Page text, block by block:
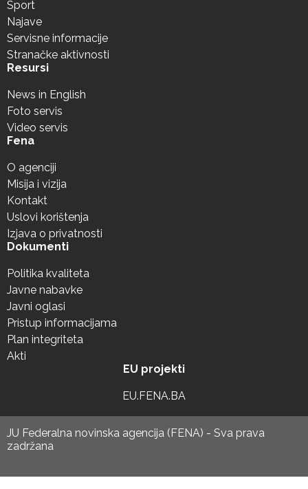
Sport
Najave
Servisne informacije
Stranačke aktivnosti
Resursi
News in English
Foto servis
Video servis
Fena
O agenciji
Misija i vizija
Kontakt
Uslovi korištenja
Izjava o privatnosti
Dokumenti
Politika kvaliteta
Javne nabavke
Javni oglasi
Pristup informacijama
Plan integriteta
Akti
EU projekti
EU.FENA.BA
JU Federalna novinska agencija (FENA) - Sva prava
zadržana